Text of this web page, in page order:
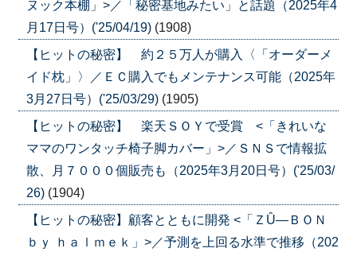
ヌック本棚」>／「秘密基地みたい」と話題（2025年4
月17日号）('25/04/19) (1908)
【ヒットの秘密】 約２５万人が購入〈「オーダーメ
イド枕」〉／ＥＣ購入でもメンテナンス可能（2025年
3月27日号）('25/03/29) (1905)
【ヒットの秘密】 楽天ＳＯＹで受賞 <「きれいな
ママのワンタッチ椅子脚カバー」>／ＳＮＳで情報拡
散、月７０００個販売も（2025年3月20日号）('25/03/
26) (1904)
【ヒットの秘密】顧客とともに開発 <「ＺÛ―ＢＯＮ
ｂｙ ｈａｌｍｅｋ」>／予測を上回る水準で推移（202